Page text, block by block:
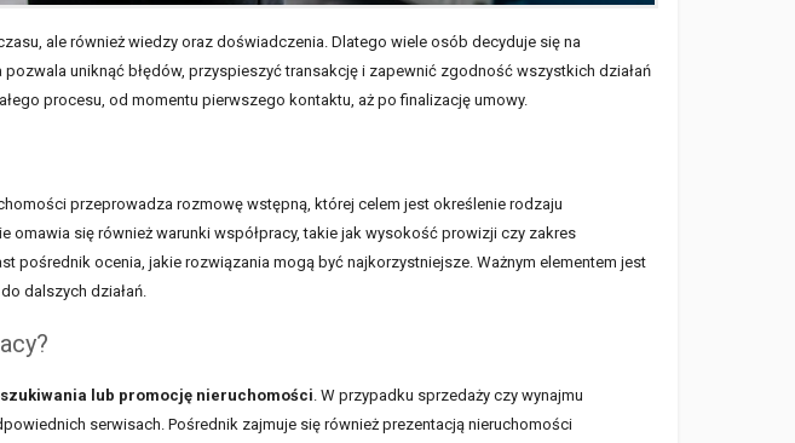
ale również wiedzy oraz doświadczenia. Dlatego wiele osób decyduje się na
uniknąć błędów, przyspieszyć transakcję i zapewnić zgodność wszystkich działań
procesu, od momentu pierwszego kontaktu, aż po finalizację umowy.
przeprowadza rozmowę wstępną, której celem jest określenie rodzaju
się również warunki współpracy, takie jak wysokość prowizji czy zakres
ocenia, jakie rozwiązania mogą być najkorzystniejsze. Ważnym elementem jest
dalszych działań.
lub promocję nieruchomości. W przypadku sprzedaży czy wynajmu
serwisach. Pośrednik zajmuje się również prezentacją nieruchomości